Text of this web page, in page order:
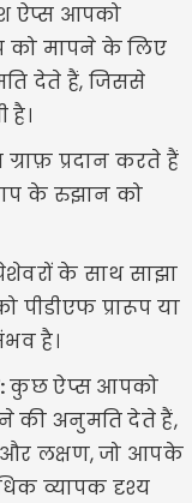
ऐप्स आपको
को मापने के लिए
देते हैं, जिससे
है।
ग्राफ़ प्रदान करते हैं
के रुझान को
के साथ साझा
प्रारूप या
है।
कुछ ऐप्स आपको
की अनुमति देते हैं,
लक्षण, जो आपके
व्यापक दृश्य